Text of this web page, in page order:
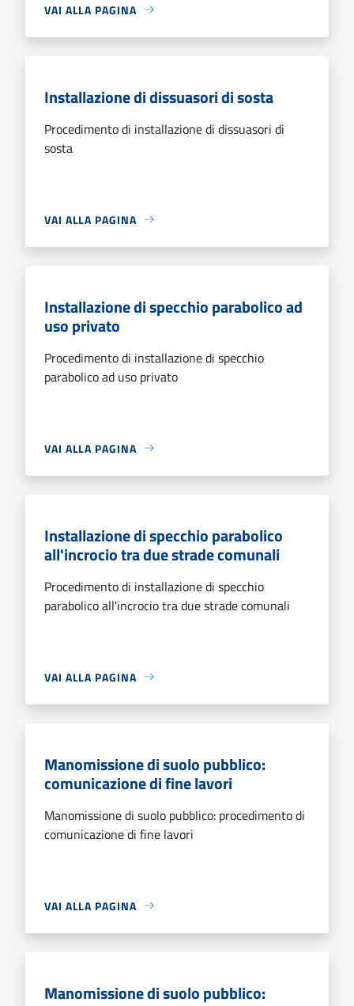
VAI ALLA PAGINA
Installazione di dissuasori di sosta
Procedimento di installazione di dissuasori di
sosta
VAI ALLA PAGINA
Installazione di specchio parabolico ad
uso privato
Procedimento di installazione di specchio
parabolico ad uso privato
VAI ALLA PAGINA
Installazione di specchio parabolico
all'incrocio tra due strade comunali
Procedimento di installazione di specchio
parabolico all'incrocio tra due strade comunali
VAI ALLA PAGINA
Manomissione di suolo pubblico:
comunicazione di fine lavori
Manomissione di suolo pubblico: procedimento di
comunicazione di fine lavori
VAI ALLA PAGINA
Manomissione di suolo pubblico: